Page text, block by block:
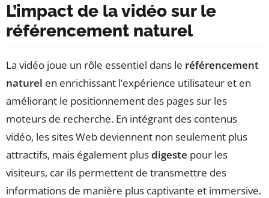
L’impact de la vidéo sur le
référencement naturel
La vidéo joue un rôle essentiel dans le référencement
naturel en enrichissant l’expérience utilisateur et en
améliorant le positionnement des pages sur les
moteurs de recherche. En intégrant des contenus
vidéo, les sites Web deviennent non seulement plus
attractifs, mais également plusdigeste pour les
visiteurs, car ils permettent de transmettre des
informations de manière plus captivante et immersive.